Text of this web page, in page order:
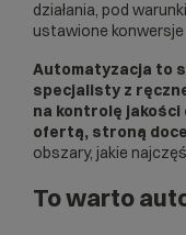
działania, pod
ustawione
Automatyzacja to
specjalisty z
na kontrolę jakości
ofertą, stroną
obszary, jakie
To warto